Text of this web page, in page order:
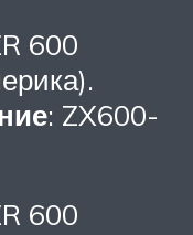
600
: ZX600-
600